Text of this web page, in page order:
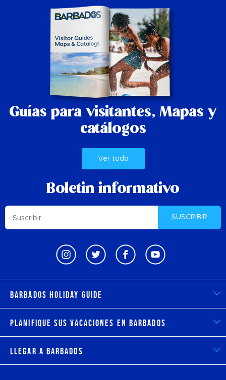
Guías para visitantes, Mapas y
catálogos
Ver todo
Boletin informativo
SUSCRIBIR
Barbados Holiday Guide
Planifique sus vacaciones en Barbados
Llegar a Barbados